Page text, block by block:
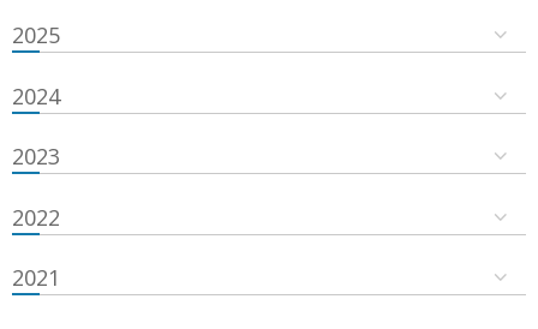
2025
2024
2023
2022
2021